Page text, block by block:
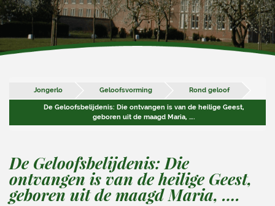
Jongerlo Geloofsvorming Rond geloof
De Geloofsbelijdenis: Die ontvangen is van de heilige Geest,
geboren uit de maagd Maria, ….
De Geloofsbelijdenis: Die
ontvangen is van de heilige Geest,
geboren uit de maagd Maria, ….